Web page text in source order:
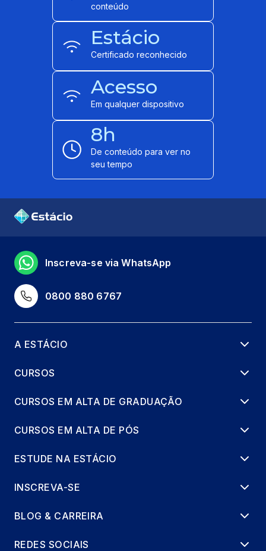
conteúdo
Estácio
Certificado reconhecido
Acesso
Em qualquer dispositivo
8h
De conteúdo para ver no
seu tempo
0800 880 6767
Inscreva-se via WhatsApp
A ESTÁCIO
CURSOS
CURSOS EM ALTA DE GRADUAÇÃO
CURSOS EM ALTA DE PÓS
ESTUDE NA ESTÁCIO
INSCREVA-SE
BLOG & CARREIRA
REDES SOCIAIS